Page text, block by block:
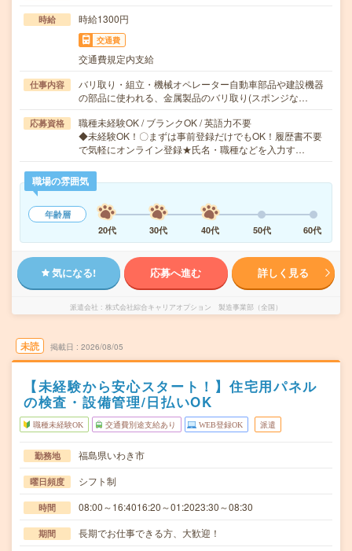
時給 時給1300円
交通費
交通費規定内支給
仕事内容
バリ取り・組立・機械オペレーター自動車部品や建設機器
の部品に使われる、金属製品のバリ取り(スポンジな…
応募資格
職種未経験OK / ブランクOK / 英語力不要
◆未経験OK！〇まずは事前登録だけでもOK！履歴書不要
で気軽にオンライン登録★氏名・職種などを入力す…
職場の雰囲気
年齢層
20代
30代 40代 50代 60代
気になる! 応募へ進む 詳しく見る
派遣会社 株式会社綜合キャリアオプション 製造事業部（全国）
未読 掲載日 2026/08/05
【未経験から安心スタート！】住宅用パネル
の検査・設備管理/日払いOK
職種未経験OK 交通費別途支給あり WEB登録OK 派遣
勤務地 福島県いわき市
曜日頻度 シフト制
時間 08:00～16:4016:20～01:2023:30～08:30
期間 長期でお仕事できる方、大歓迎！